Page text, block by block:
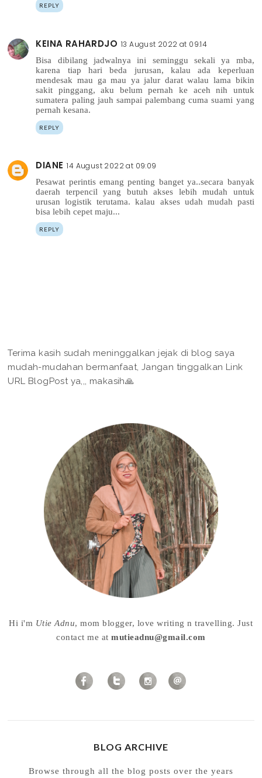
REPLY
KEINA RAHARDJO 13 August 2022 at 09:14
Bisa dibilang jadwalnya ini seminggu sekali ya mba,
karena tiap hari beda jurusan, kalau ada keperluan
mendesak mau ga mau ya jalur darat walau lama bikin
sakit pinggang, aku belum pernah ke aceh nih untuk
sumatera paling jauh sampai palembang cuma suami yang
pernah kesana.
REPLY
DIANE 14 August 2022 at 09:09
Pesawat perintis emang penting banget ya..secara banyak
daerah terpencil yang butuh akses lebih mudah untuk
urusan logistik terutama. kalau akses udah mudah pasti
bisa lebih cepet maju...
REPLY
Terima kasih sudah meninggalkan jejak di blog saya
mudah-mudahan bermanfaat, Jangan tinggalkan Link
URL BlogPost ya,,, makasih🙏
Hi i'm Utie Adnu, mom blogger, love writing n travelling. Just
contact me atmutieadnu@gmail.com
BLOG ARCHIVE
Browse through all the blog posts over the years